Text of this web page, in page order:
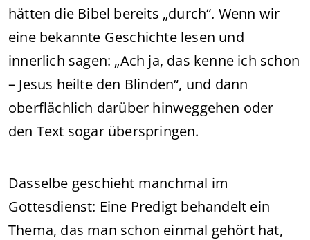
hätten die Bibel bereits „durch“. Wenn wir
eine bekannte Geschichte lesen und
innerlich sagen: „Ach ja, das kenne ich schon
– Jesus heilte den Blinden“, und dann
oberflächlich darüber hinweggehen oder
den Text sogar überspringen.
Dasselbe geschieht manchmal im
Gottesdienst: Eine Predigt behandelt ein
Thema, das man schon einmal gehört hat,